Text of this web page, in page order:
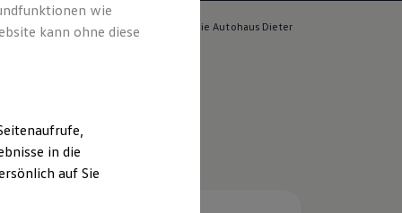
für die Inhalte auf dieser Seite ist die Autohaus Dieter
wie
kann ohne diese
in die
auf Sie